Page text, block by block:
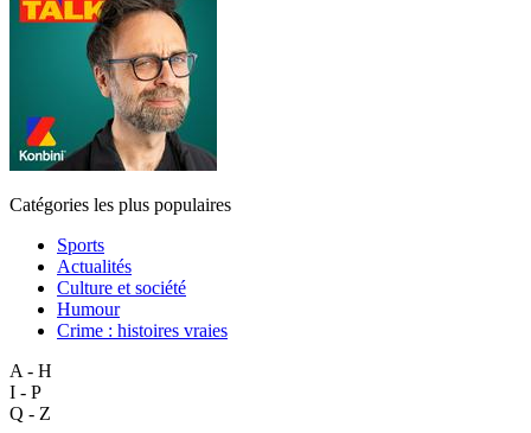
Catégories les plus populaires
Sports
Actualités
Culture et société
Humour
Crime : histoires vraies
A - H
I - P
Q - Z